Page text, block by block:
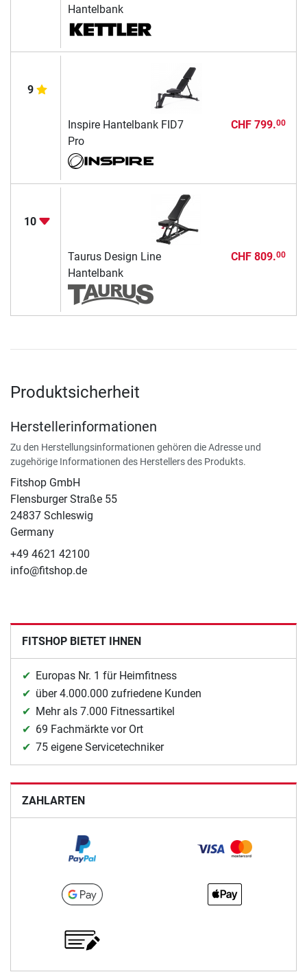
Hantelbank
9
Inspire Hantelbank FID7
Pro
CHF 799.00
10
Taurus Design Line
Hantelbank
CHF 809.00
Produktsicherheit
Herstellerinformationen
Zu den Herstellungsinformationen gehören die Adresse und
zugehörige Informationen des Herstellers des Produkts.
Fitshop GmbH
Flensburger Straße 55
24837 Schleswig
Germany
+49 4621 42100
info@fitshop.de
FITSHOP BIETET IHNEN
Europas Nr. 1 für Heimfitness
über 4.000.000 zufriedene Kunden
Mehr als 7.000 Fitnessartikel
69 Fachmärkte vor Ort
75 eigene Servicetechniker
ZAHLARTEN